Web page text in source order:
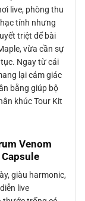
live, phòng thu
tính nhưng
triệt để bài
vừa cần sự
tục. Ngay từ cái
lại cảm giác
bằng giúp bộ
khúc Tour Kit
Venom
giàu harmonic,
live